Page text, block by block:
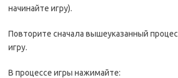
начинайте игру).
Повторите сначала вышеуказанный
игру.
В процессе игры нажимайте: